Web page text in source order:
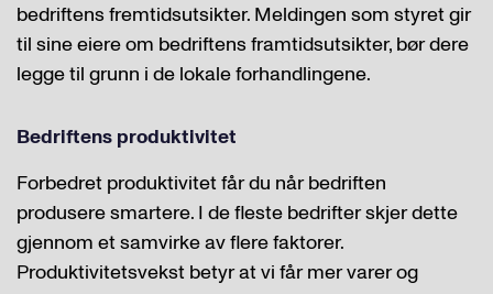
bedriftens fremtidsutsikter. Meldingen som styret gir
til sine eiere om bedriftens framtidsutsikter, bør dere
legge til grunn i de lokale forhandlingene.
Bedriftens produktivitet
Forbedret produktivitet får du når bedriften
produsere smartere. I de fleste bedrifter skjer dette
gjennom et samvirke av flere faktorer.
Produktivitetsvekst betyr at vi får mer varer og